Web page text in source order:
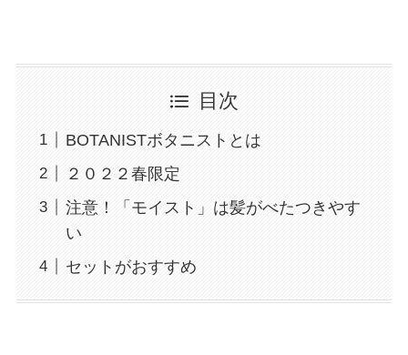
目次
BOTANISTボタニストとは
２０２２春限定
注意！「モイスト」は髪がべたつきやす
い
セットがおすすめ